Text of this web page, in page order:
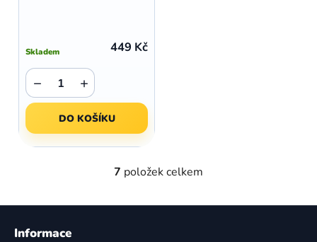
Skladem 449 Kč
+
−
DO KOŠÍKU
O
l
7 položek celkem
Z
Informace